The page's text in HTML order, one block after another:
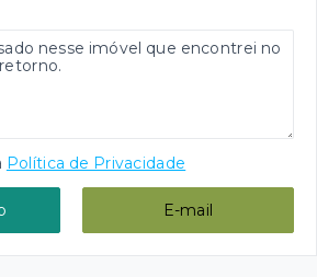
Política de Privacidade
E-mail